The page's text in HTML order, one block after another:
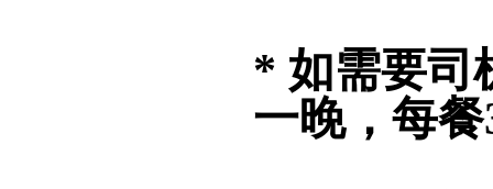
* 如需要司
一晚，每